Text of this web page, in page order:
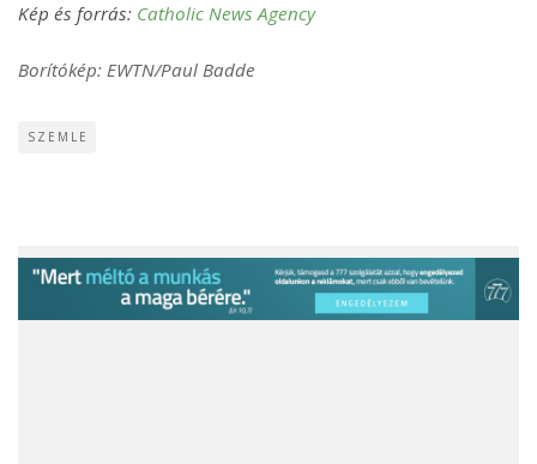
Kép és forrás: Catholic News Agency
Borítókép: EWTN/Paul Badde
SZEMLE